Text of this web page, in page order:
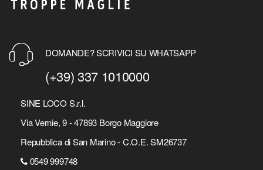
DOMANDE? SCRIVICI SU WHATSAPP
(+39) 337 1010000
SINE LOCO S.r.l.
Via Vernie, 9 - 47893 Borgo Maggiore
Repubblica di San Marino - C.O.E. SM26737
0549 999748